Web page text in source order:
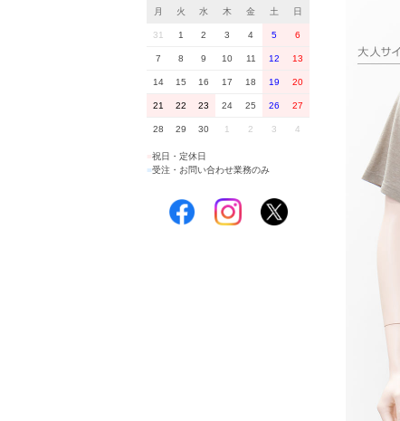
月 火 水 木 金 土 日
31 1 2 3 4 5 6
7 8 9 10 11 12 13
14 15 16 17 18 19 20
21 22 23 24 25 26 27
28 29 30 1 2 3 4
祝日・定休日
■受注・お問い合わせ業務のみ